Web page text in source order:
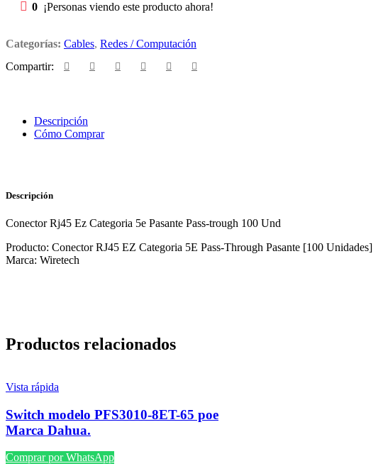
0 ¡Personas viendo este producto ahora!
Categorías: Cables, Redes / Computación
Compartir:
Descripción
Cómo Comprar
Descripción
Conector Rj45 Ez Categoria 5e Pasante Pass-trough 100 Und
Producto: Conector RJ45 EZ Categoria 5E Pass-Through Pasante [100 Unidades]
Marca: Wiretech
Productos relacionados
Vista rápida
Switch modelo PFS3010-8ET-65 poe
Marca Dahua.
Comprar por WhatsApp